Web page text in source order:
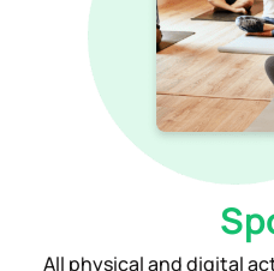
All physical and digital